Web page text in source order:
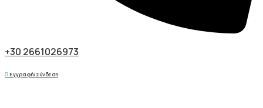
+30 2661026973
Εγγραφή/Σύνδεση